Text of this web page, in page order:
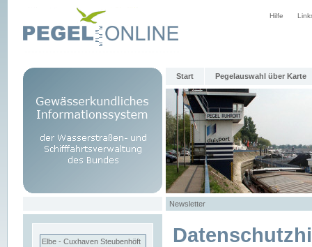
Hilfe
Start Pegelauswahl über Karte
Newsletter
Elbe - Cuxhaven Steubenhöft